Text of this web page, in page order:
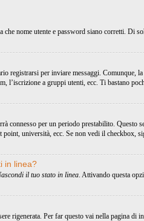
nome utente e password siano corretti. Di
registrarsi per inviare messaggi.
l’iscrizione a gruppi utenti, ecc. Ti bastano
connesso per un periodo prestabilito. Questo
università, ecc. Se non vedi il checkbox,
in linea?
il tuo stato in linea. Attivando questa
rigenerata. Per far questo vai nella pagina di